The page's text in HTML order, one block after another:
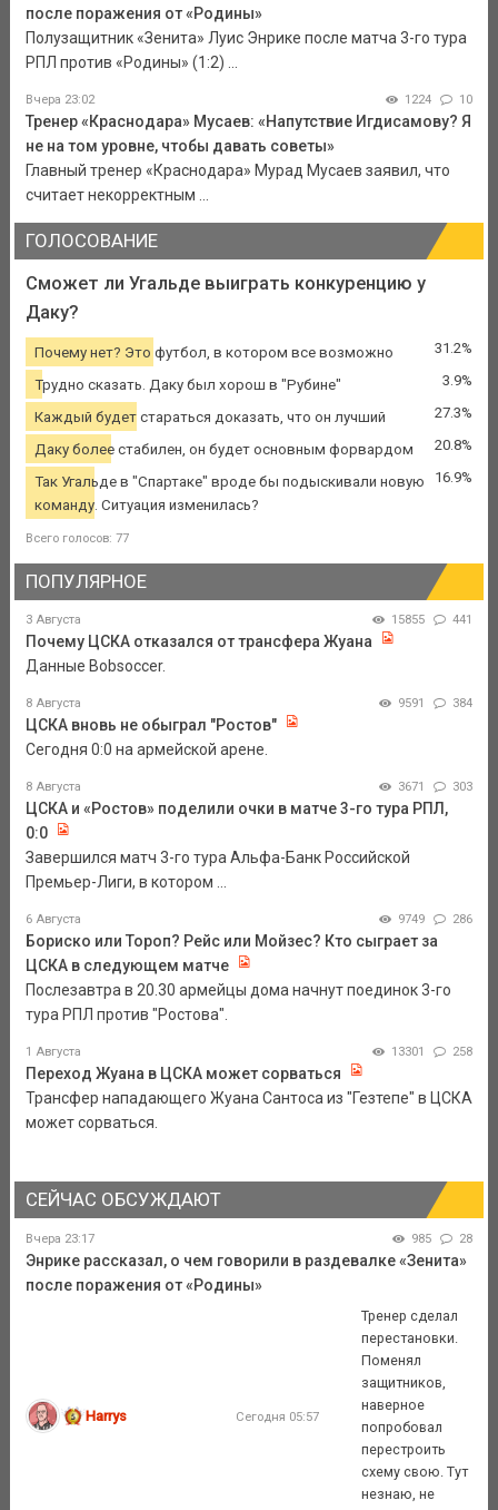
после поражения от «Родины»
Полузащитник «Зенита» Луис Энрике после матча 3-го тура
РПЛ против «Родины» (1:2) ...
Вчера 23:02 1224 10
Тренер «Краснодара» Мусаев: «Напутствие Игдисамову? Я
не на том уровне, чтобы давать советы»
Главный тренер «Краснодара» Мурад Мусаев заявил, что
считает некорректным ...
ГОЛОСОВАНИЕ
Сможет ли Угальде выиграть конкуренцию у
Даку?
Почему нет? Это футбол, в котором все возможно 31.2%
Трудно сказать. Даку был хорош в "Рубине" 3.9%
Каждый будет стараться доказать, что он лучший 27.3%
Даку более стабилен, он будет основным форвардом 20.8%
Так Угальде в "Спартаке" вроде бы подыскивали новую
команду. Ситуация изменилась?
16.9%
Всего голосов: 77
ПОПУЛЯРНОЕ
3 Августа 15855 441
Почему ЦСКА отказался от трансфера Жуана
Данные Bobsoccer.
8 Августа 9591 384
ЦСКА вновь не обыграл "Ростов"
Сегодня 0:0 на армейской арене.
8 Августа 3671 303
ЦСКА и «Ростов» поделили очки в матче 3-го тура РПЛ,
0:0
Завершился матч 3-го тура Альфа-Банк Российской
Премьер-Лиги, в котором ...
6 Августа 9749 286
Бориско или Тороп? Рейс или Мойзес? Кто сыграет за
ЦСКА в следующем матче
Послезавтра в 20.30 армейцы дома начнут поединок 3-го
тура РПЛ против "Ростова".
1 Августа 13301 258
Переход Жуана в ЦСКА может сорваться
Трансфер нападающего Жуана Сантоса из "Гезтепе" в ЦСКА
может сорваться.
СЕЙЧАС ОБСУЖДАЮТ
Вчера 23:17 985 28
Энрике рассказал, о чем говорили в раздевалке «Зенита»
после поражения от «Родины»
Harrys Сегодня 05:57
Тренер сделал
перестановки.
Поменял
защитников,
наверное
попробовал
перестроить
схему свою. Тут
незнаю, не